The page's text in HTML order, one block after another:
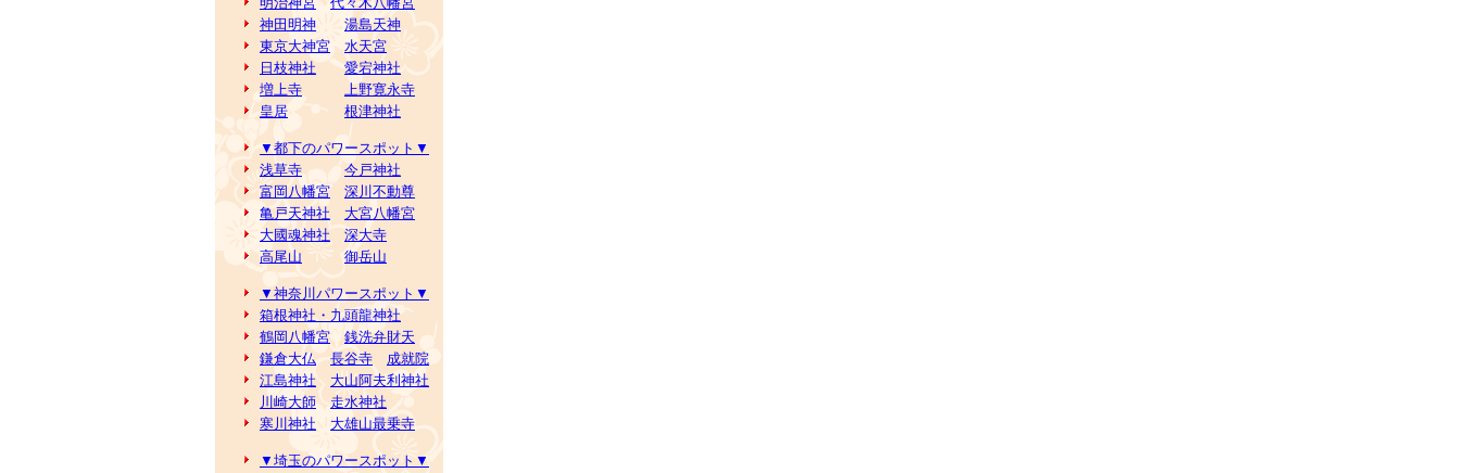
神田明神
湯島天神
東京大神宮
水天宮
日枝神社
愛宕神社
増上寺
上野寛永寺
皇居
根津神社
▼都下のパワースポット▼
浅草寺
今戸神社
富岡八幡宮
深川不動尊
亀戸天神社
大宮八幡宮
大國魂神社
深大寺
高尾山
御岳山
▼神奈川パワースポット▼
箱根神社・九頭龍神社
鶴岡八幡宮
銭洗弁財天
鎌倉大仏
長谷寺
成就院
江島神社
大山阿夫利神社
川崎大師
走水神社
寒川神社
大雄山最乗寺
▼埼玉のパワースポット▼